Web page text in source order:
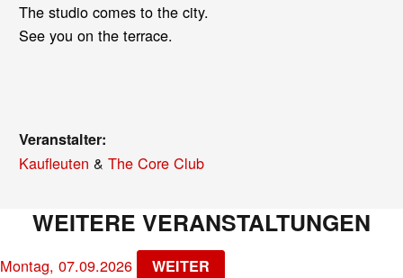
The studio comes to the city.
See you on the terrace.
Veranstalter:
Kaufleuten&The Core Club
WEITERE VERANSTALTUNGEN
Montag, 07.09.2026 WEITER